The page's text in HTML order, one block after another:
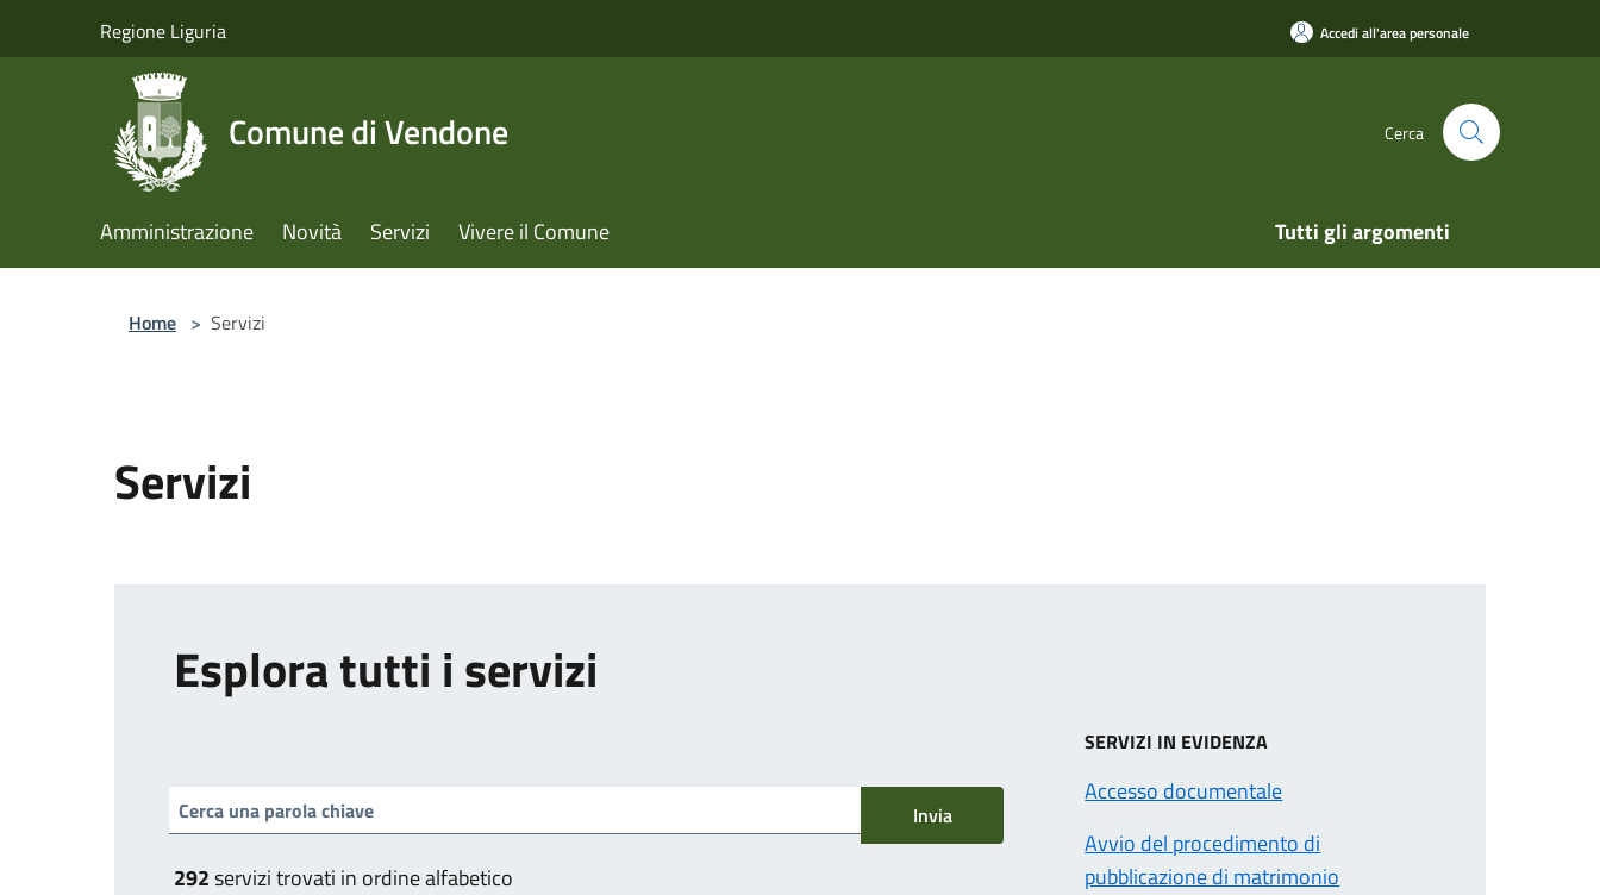
Regione Liguria Accedi all'area personale
Comune di Vendone Cerca
Amministrazione Novità Servizi Vivere il Comune Tutti gli argomenti
Home > Servizi
Servizi
Esplora tutti i servizi
Invia
292servizi trovati in ordine alfabetico
SERVIZI IN EVIDENZA
Accesso documentale
Avvio del procedimento di
pubblicazione di matrimonio